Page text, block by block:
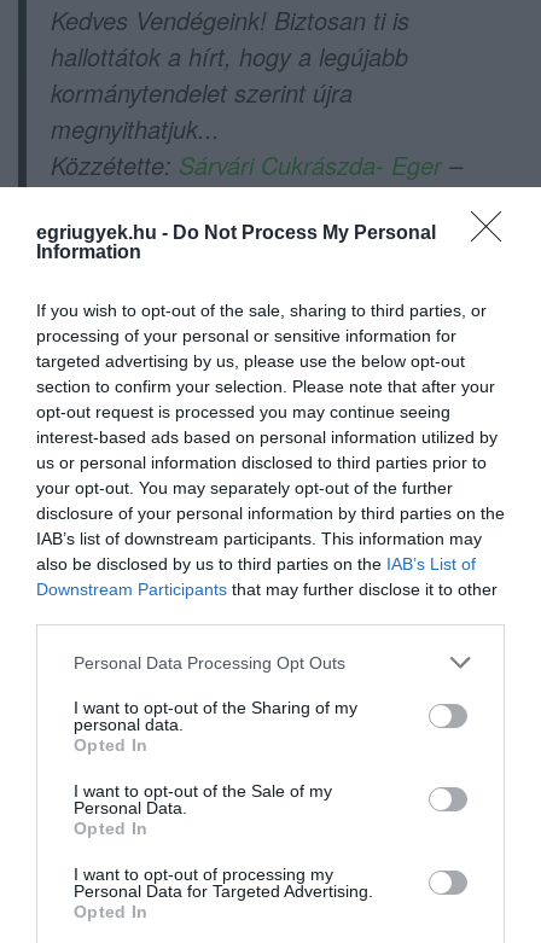
egriugyek.hu - Do Not Process My Personal
Information
If you wish to opt-out of the sale, sharing to third parties, or
processing of your personal or sensitive information for
targeted advertising by us, please use the below opt-out
section to confirm your selection. Please note that after your
opt-out request is processed you may continue seeing
interest-based ads based on personal information utilized by
us or personal information disclosed to third parties prior to
your opt-out. You may separately opt-out of the further
disclosure of your personal information by third parties on the
IAB’s list of downstream participants. This information may
also be disclosed by us to third parties on the IAB’s List of
Downstream Participants that may further disclose it to other
Please note that this website/app uses one or more Google
not limited to your visit or usage behaviour. You may click to
grant or deny consent to Google and its third-party tags to
use your data for below specified purposes in below Google
consent section.
Personal Data Processing Opt Outs
I want to opt-out of the Sharing of my
personal data.
Opted In
I want to opt-out of the Sale of my
Personal Data.
Opted In
I want to opt-out of processing my
Personal Data for Targeted Advertising.
Opted In
Kedves Vendégeink! Biztosan ti is
hallottátok a hírt, hogy a legújabb
kormánytendelet szerint újra
megnyithatjuk...
Közzétette: Sárvári Cukrászda- Eger–
Ne maradjon le a legfrissebb hírekről, kövessen
bennünket az EGRI ÜGYEK Google Hírek oldalán!
VISSZA A FŐOLDALRA
KÉT AUTÓ ÜTKÖZÖTT BOGÁCSON, A
MENTŐK IS A HELYSZÍNRE ÉRKE...